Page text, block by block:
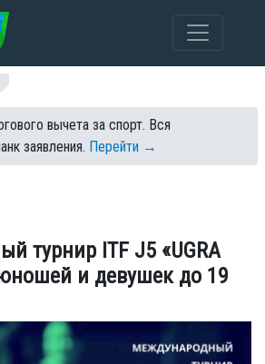
вычета за спорт. Вся
заявления. Перейти →
турнир ITF J5 «UGRA
и девушек до 19